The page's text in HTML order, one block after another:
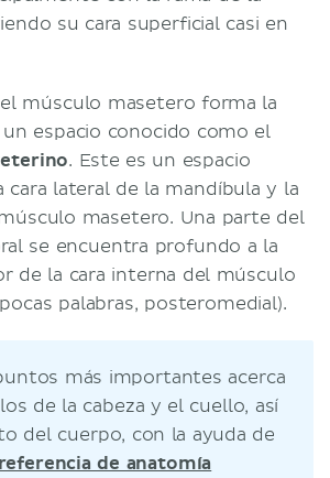
su cara superficial casi en
músculo masetero forma la
espacio conocido como el
. Este es un espacio
cara lateral de la mandíbula y la
masetero. Una parte del
se encuentra profundo a la
de la cara interna del músculo
palabras, posteromedial).
más importantes acerca
de la cabeza y el cuello, así
del cuerpo, con la ayuda de
de anatomía